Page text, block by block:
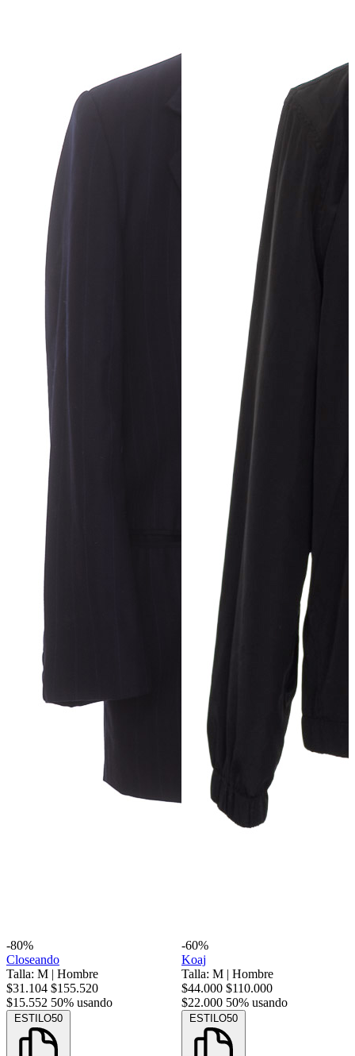
-80%
Closeando
Talla: M | Hombre
$31.104 $155.520
$15.552 50% usando
ESTILO50
-60%
Koaj
Talla: M | Hombre
$44.000 $110.000
$22.000 50% usando
ESTILO50